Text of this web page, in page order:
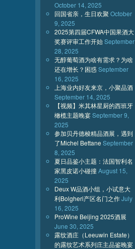
October 14, 2025
回国省亲，生日欢聚 October
9, 2025
2025第四届CFWA中国果酒大
奖赛评审工作开始September
28, 2025
无醇葡萄酒为啥有需求？为啥
还在增长？困惑September
16, 2025
上海业内好友来京，小聚品酒
September 14, 2025
【视频】米其林星厨的西班牙
橄榄主题晚宴September 9,
2025
参加贝丹德梭精品酒展，遇到
了Michel Bettane September
8, 2025
夏日品鉴小主题：法国智利名
家黑皮诺小碰撞August 15,
2025
Deux W品酒小组，小试意大
利Bolgheri产区名门之作July
16, 2025
ProWine Beijing 2025酒展
June 30, 2025
露纹酒庄（Leeuwin Estate）
的露纹艺术系列庄主品鉴晚宴